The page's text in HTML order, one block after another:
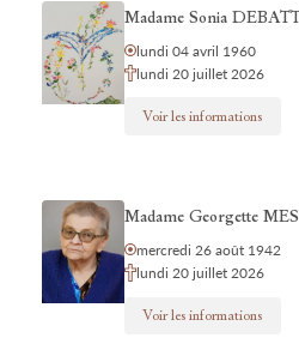
Madame Sonia
lundi 04 avril 1960
lundi 20 juillet 2026
Voir les informations
Madame Georgette
mercredi 26 août 1942
lundi 20 juillet 2026
Voir les informations